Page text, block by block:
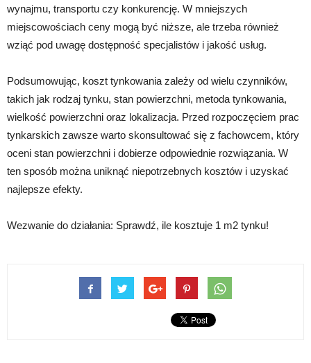
wynajmu, transportu czy konkurencję. W mniejszych
miejscowościach ceny mogą być niższe, ale trzeba również
wziąć pod uwagę dostępność specjalistów i jakość usług.
Podsumowując, koszt tynkowania zależy od wielu czynników,
takich jak rodzaj tynku, stan powierzchni, metoda tynkowania,
wielkość powierzchni oraz lokalizacja. Przed rozpoczęciem prac
tynkarskich zawsze warto skonsultować się z fachowcem, który
oceni stan powierzchni i dobierze odpowiednie rozwiązania. W
ten sposób można uniknąć niepotrzebnych kosztów i uzyskać
najlepsze efekty.
Wezwanie do działania: Sprawdź, ile kosztuje 1 m2 tynku!